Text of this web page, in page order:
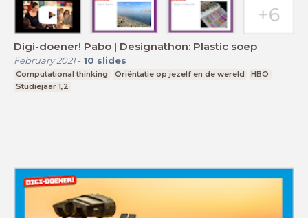
Digi-doener! Pabo | Designathon: Plastic soep
February 2021- 10 slides
Computational thinking Oriëntatie op jezelf en de wereld
HBO
Studiejaar 1,2